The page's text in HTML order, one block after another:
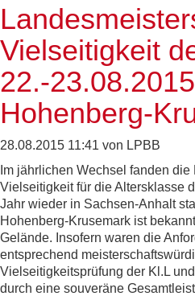
Vielseitigkeit
22.-
Hohenberg-
28.08.2015 11:41 von LPBB
Im jährlichen Wechsel fanden
Vielseitigkeit für die Altersklasse
Jahr wieder in Sachsen-Anhalt
Hohenberg-Krusemark ist
Gelände. Insofern waren die
entsprechend
Vielseitigkeitsprüfung der Kl.L
durch eine souveräne